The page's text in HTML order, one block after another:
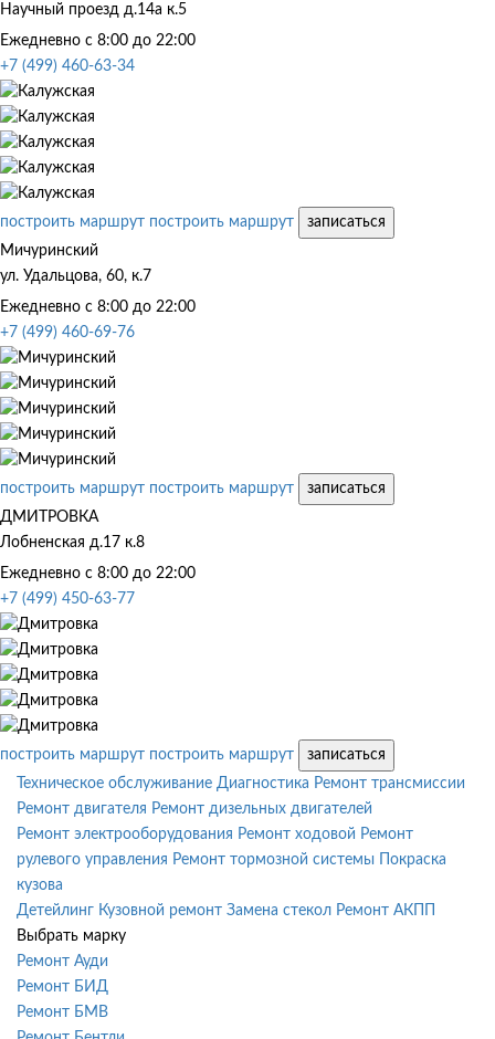
Научный проезд д.14а к.5
Ежедневно с 8:00 до 22:00
+7 (499) 460-63-34
построить маршрут построить маршрут
записаться
Мичуринский
ул. Удальцова, 60, к.7
Ежедневно с 8:00 до 22:00
+7 (499) 460-69-76
построить маршрут построить маршрут
записаться
ДМИТРОВКА
Лобненская д.17 к.8
Ежедневно с 8:00 до 22:00
+7 (499) 450-63-77
построить маршрут построить маршрут
записаться
Техническое обслуживание Диагностика Ремонт трансмиссии
Ремонт двигателя Ремонт дизельных двигателей
Ремонт электрооборудования Ремонт ходовой Ремонт
рулевого управления Ремонт тормозной системы
Покраска
кузова
Детейлинг Кузовной ремонт Замена стекол Ремонт АКПП
Выбрать марку
Ремонт Ауди
Ремонт БИД
Ремонт БМВ